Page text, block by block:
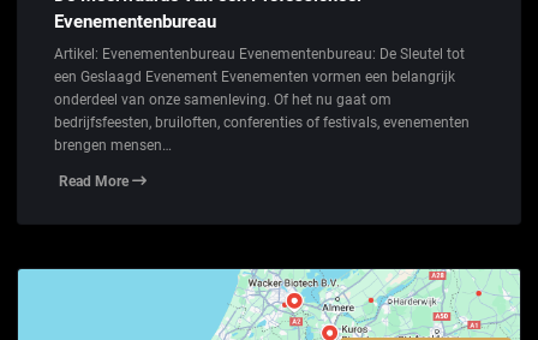
Evenementenbureau
Artikel: Evenementenbureau Evenementenbureau: De Sleutel tot
een Geslaagd Evenement Evenementen vormen een belangrijk
onderdeel van onze samenleving. Of het nu gaat om
bedrijfsfeesten, bruiloften, conferenties of festivals, evenementen
brengen mensen…
Read More